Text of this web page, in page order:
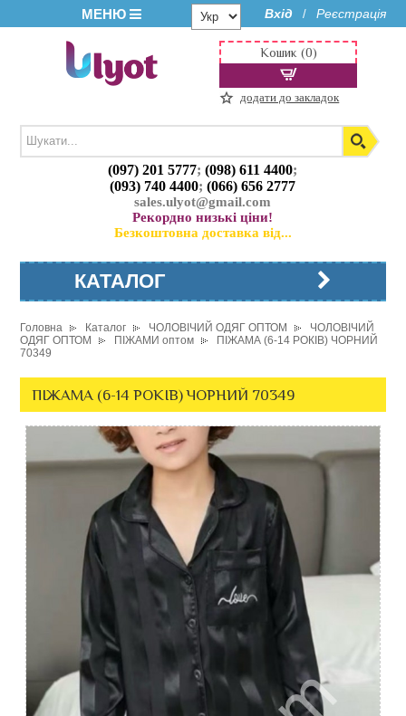
МЕНЮ Вхід / Реєстрація
(097) 201 5777;(098) 611 4400;
(093) 740 4400;(066) 656 2777
sales.ulyot@gmail.com
Рекордно низькі ціни!
Безкоштовна доставка від...
Кошик (0)
додати до закладок
КАТАЛОГ
Головна Каталог ЧОЛОВІЧИЙ ОДЯГ ОПТОМ
ЧОЛОВІЧИЙ
ОДЯГ ОПТОМ
ПІЖАМИ оптом
ПІЖАМА (6-14 РОКІВ) ЧОРНИЙ
70349
ПІЖАМА (6-14 РОКІВ) ЧОРНИЙ 70349